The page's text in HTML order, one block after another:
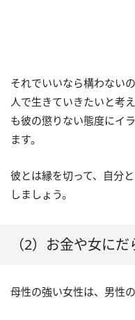
それでいいなら構わない
人で生きていきたいと考
も彼の懲りない態度にイ
ます。
彼とは縁を切って、自分
しましょう。
（2）お金や女に
母性の強い女性は、男性